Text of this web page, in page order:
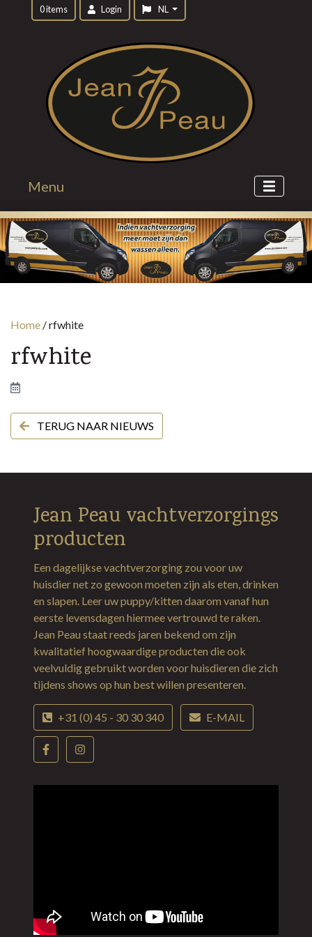
0 items Login NL
Menu
Home /rfwhite
rfwhite
TERUG NAAR NIEUWS
Jean Peau vachtverzorgings
producten
Een dagelijkse vachtverzorging zou voor uw
huisdier net zo gewoon moeten zijn als eten, drinken
en slapen. Leer uw puppy/kitten daarom vanaf hun
eerste levensdagen hiermee vertrouwd te raken.
Jean Peau staat reeds jaren bekend om zijn
kwalitatief hoogwaardige producten die ook
veelvuldig gebruikt worden voor huisdieren die zich
tijdens shows op hun best willen presenteren.
+31 (0) 45 - 30 30 340 E-MAIL